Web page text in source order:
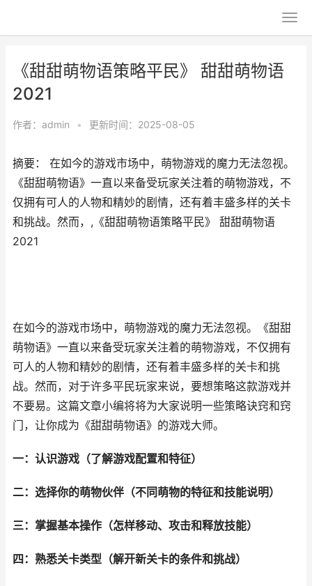
《甜甜萌物语策略平民》 甜甜萌物语
2021
作者： admin • 更新时间：2025-08-05
摘要： 在如今的游戏市场中，萌物游戏的魔力无法忽视。
《甜甜萌物语》一直以来备受玩家关注着的萌物游戏，不
仅拥有可人的人物和精妙的剧情，还有着丰盛多样的关卡
和挑战。然而，,《甜甜萌物语策略平民》 甜甜萌物语
2021
在如今的游戏市场中，萌物游戏的魔力无法忽视。《甜甜
萌物语》一直以来备受玩家关注着的萌物游戏，不仅拥有
可人的人物和精妙的剧情，还有着丰盛多样的关卡和挑
战。然而，对于许多平民玩家来说，要想策略这款游戏并
不要易。这篇文章小编将将为大家说明一些策略诀窍和窍
门，让你成为《甜甜萌物语》的游戏大师。
一：认识游戏（了解游戏配置和特征）
二：选择你的萌物伙伴（不同萌物的特征和技能说明）
三：掌握基本操作（怎样移动、攻击和释放技能）
四：熟悉关卡类型（解开新关卡的条件和挑战）